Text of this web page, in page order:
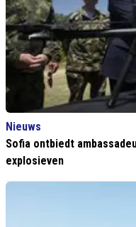
Nieuws
Sofia ontbiedt
explosieven